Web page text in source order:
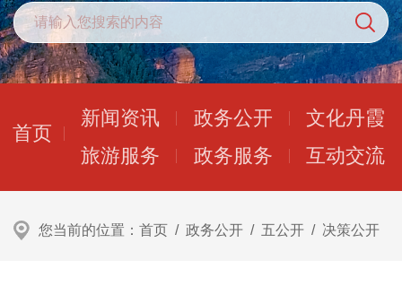
首页
新闻资讯 政务公开
文化丹霞
旅游服务
政务服务 互动交流
您当前的位置： 首页 / 政务公开 / 五公开 / 决策公开